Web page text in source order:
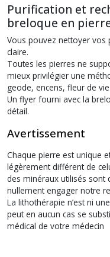
Purification et
breloque en
Vous pouvez nettoyer vos
claire.
Toutes les pierres ne
mieux privilégier une
geode, encens, fleur de
Un flyer fourni avec la
détail.
Avertissement
Chaque pierre est unique
légèrement différent de
des minéraux utilisés sont
nullement engager notre
La lithothérapie n’est ni
peut en aucun cas se
médical de votre médecin